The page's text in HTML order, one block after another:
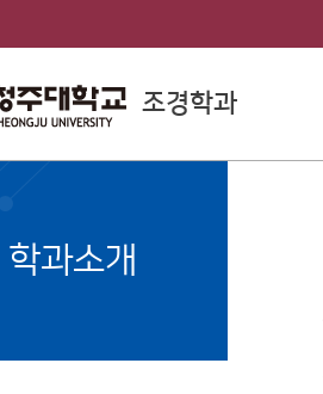
조경학과
College of Engineering
학과소개